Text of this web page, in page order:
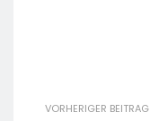
VORHERIGER BEITRAG